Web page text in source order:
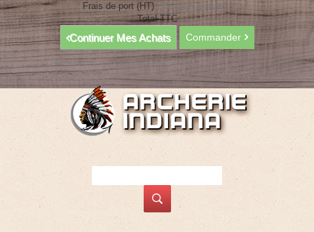
Frais de port (HT) Livraison gratuite !
Total TTC
Continuer Mes Achats Commander